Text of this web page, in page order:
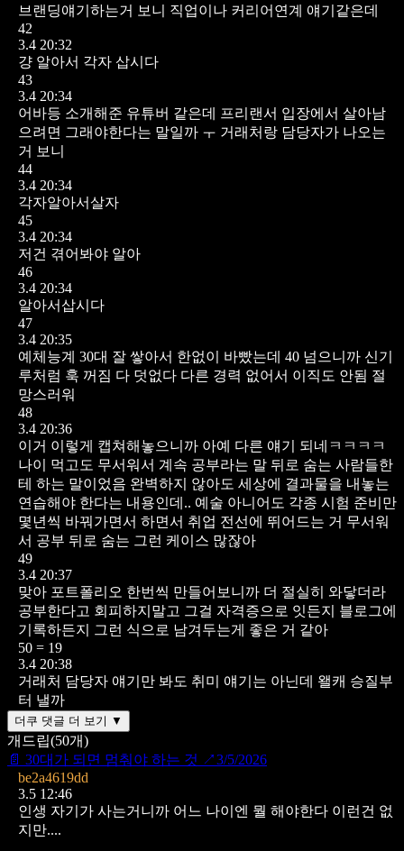
브랜딩얘기하는거 보니 직업이나 커리어연계 얘기같은데
42
3.4 20:32
걍 알아서 각자 삽시다
43
3.4 20:34
어바등 소개해준 유튜버 같은데 프리랜서 입장에서 살아남
으려면 그래야한다는 말일까 ㅜ 거래처랑 담당자가 나오는
거 보니
44
3.4 20:34
각자알아서살자
45
3.4 20:34
저건 겪어봐야 알아
46
3.4 20:34
알아서삽시다
47
3.4 20:35
예체능계 30대 잘 쌓아서 한없이 바빴는데 40 넘으니까 신기
루처럼 훅 꺼짐 다 덧없다 다른 경력 없어서 이직도 안됨 절
망스러워
48
3.4 20:36
이거 이렇게 캡쳐해놓으니까 아예 다른 얘기 되네ㅋㅋㅋㅋ
나이 먹고도 무서워서 계속 공부라는 말 뒤로 숨는 사람들한
테 하는 말이었음 완벽하지 않아도 세상에 결과물을 내놓는
연습해야 한다는 내용인데.. 예술 아니어도 각종 시험 준비만
몇년씩 바꿔가면서 하면서 취업 전선에 뛰어드는 거 무서워
서 공부 뒤로 숨는 그런 케이스 많잖아
49
3.4 20:37
맞아 포트폴리오 한번씩 만들어보니까 더 절실히 와닿더라
공부한다고 회피하지말고 그걸 자격증으로 잇든지 블로그에
기록하든지 그런 식으로 남겨두는게 좋은 거 같아
50 = 19
3.4 20:38
거래처 담당자 얘기만 봐도 취미 얘기는 아닌데 왤캐 승질부
터 낼까
더쿠 댓글 더 보기 ▼
개드립(50개)
📄 30대가 되면 멈춰야 하는 것 ↗3/5/2026
be2a4619dd
3.5 12:46
인생 자기가 사는거니까 어느 나이엔 뭘 해야한다 이런건 없
지만....